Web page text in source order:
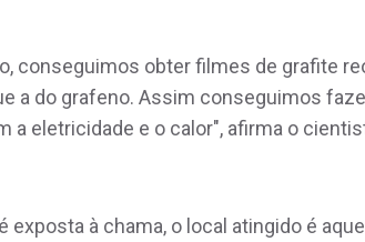
conseguimos obter filmes de grafite
a do grafeno. Assim conseguimos
eletricidade e o calor", afirma o
exposta à chama, o local atingido é